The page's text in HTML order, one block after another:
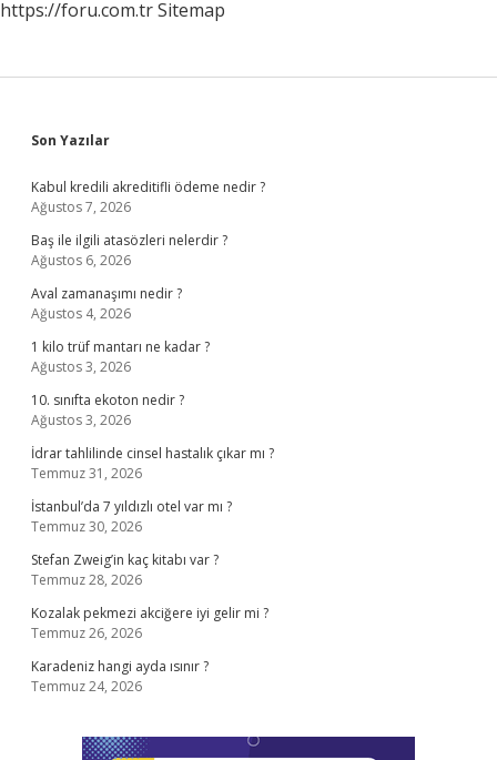
https://foru.com.trSitemap
Sidebar
Son Yazılar
Kabul kredili akreditifli ödeme nedir ?
Ağustos 7, 2026
Baş ile ilgili atasözleri nelerdir ?
Ağustos 6, 2026
Aval zamanaşımı nedir ?
Ağustos 4, 2026
1 kilo trüf mantarı ne kadar ?
Ağustos 3, 2026
10. sınıfta ekoton nedir ?
Ağustos 3, 2026
İdrar tahlilinde cinsel hastalık çıkar mı ?
Temmuz 31, 2026
İstanbul’da 7 yıldızlı otel var mı ?
Temmuz 30, 2026
Stefan Zweig’in kaç kitabı var ?
Temmuz 28, 2026
Kozalak pekmezi akciğere iyi gelir mi ?
Temmuz 26, 2026
Karadeniz hangi ayda ısınır ?
Temmuz 24, 2026